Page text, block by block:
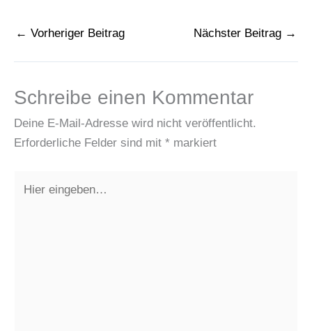
← Vorheriger Beitrag Nächster Beitrag →
Schreibe einen Kommentar
Deine E-Mail-Adresse wird nicht veröffentlicht.
Erforderliche Felder sind mit * markiert
eingeben…